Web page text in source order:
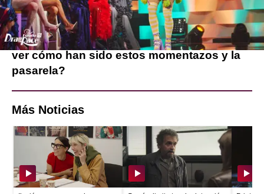
También ha habido momentos impactantes,
como la caca de Alexandra del Raval o el
desnudo completo de Satín Greco.
¿Quieres
ver cómo han sido estos momentazos y la
pasarela?
Más Noticias